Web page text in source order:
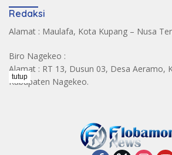
Redaksi
Alamat : Maulafa, Kota Kupang – Nusa
Biro Nagekeo :
Alamat : RT 13, Dusun 03, Desa Aeramo,
Kabupaten Nagekeo.
tutup